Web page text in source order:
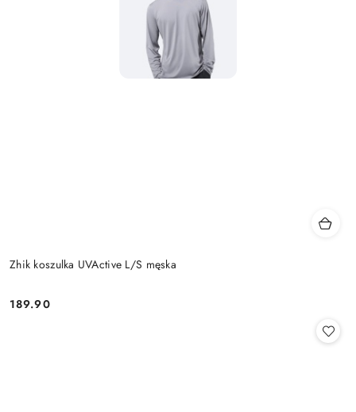
Zhik koszulka UVActive L/S męska
Cena:
189.90